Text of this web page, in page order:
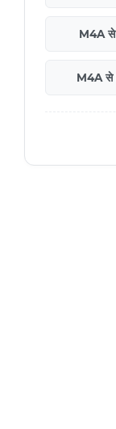
M4A
M4A से